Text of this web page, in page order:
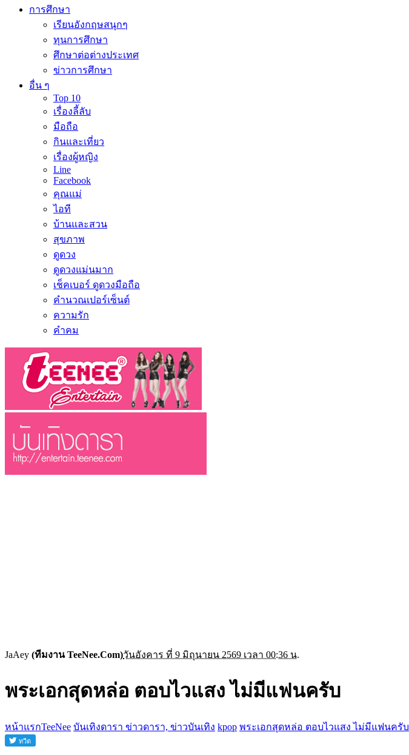
การศึกษา
เรียนอังกฤษสนุกๆ
ทุนการศึกษา
ศึกษาต่อต่างประเทศ
ข่าวการศึกษา
อื่น ๆ
Top 10
เรื่องลี้ลับ
มือถือ
กินและเที่ยว
เรื่องผู้หญิง
Line
Facebook
คุณแม่
ไอที
บ้านและสวน
สุขภาพ
ดูดวง
ดูดวงแม่นมาก
เช็คเบอร์ ดูดวงมือถือ
คำนวณเปอร์เซ็นต์
ความรัก
คำคม
JaAey (ทีมงาน TeeNee.Com)วันอังคาร ที่ 9 มิถุนายน 2569 เวลา 00:36 น.
พระเอกสุดหล่อ ตอบไวแสง ไม่มีแฟนครับ
หน้าแรกTeeNee บันเทิงดารา ข่าวดารา, ข่าวบันเทิง kpop พระเอกสุดหล่อ ตอบไวแสง ไม่มีแฟนครับ